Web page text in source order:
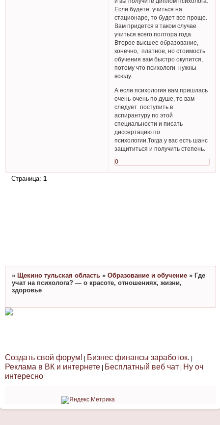
Если будете учиться на
стационаре, то будет все проще.
Вам придется в таком случае
учиться всего полтора года.
Второе высшее образование,
конечно, платное, но стоимость
обучения вам быстро окупится,
потому что психологи нужны
всюду.
А если психология вам пришлась
очень-очень по душе, то вам
следует поступить в
аспирантуру по этой
специальности и писать
диссертацию по
психологии.Тогда у вас есть шанс
защититься и получить степень.
0
Страница: 1
» Щекино тульская область » Образование и обучение » Где
учат на психолога? — о красоте, отношениях, жизни,
здоровье
Создать свой форум! | Бизнес финансы заработок. |
Реклама в ВК и интернете | Бесплатный веб чат | Ну оч
интересно